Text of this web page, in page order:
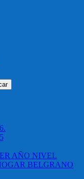
AÑO NIVEL
BELGRANO